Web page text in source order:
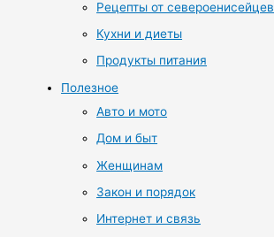
Рецепты от североенисейцев
Кухни и диеты
Продукты питания
Полезное
Авто и мото
Дом и быт
Женщинам
Закон и порядок
Интернет и связь